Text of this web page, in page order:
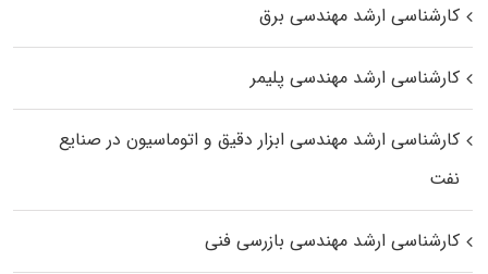
کارشناسی ارشد مهندسی برق
کارشناسی ارشد مهندسی پلیمر
کارشناسی ارشد مهندسی ابزار دقیق و اتوماسیون در صنایع
نفت
کارشناسی ارشد مهندسی بازرسی فنی